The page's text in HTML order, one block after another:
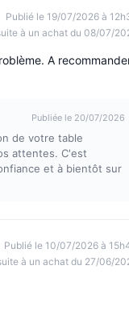
Publié le 19/07/2026 à
à un achat du 08/07/
A
Publiée le 20/07/2026
de votre table
attentes. C'est
et à bientôt sur
Publié le 10/07/2026 à
à un achat du 27/06/